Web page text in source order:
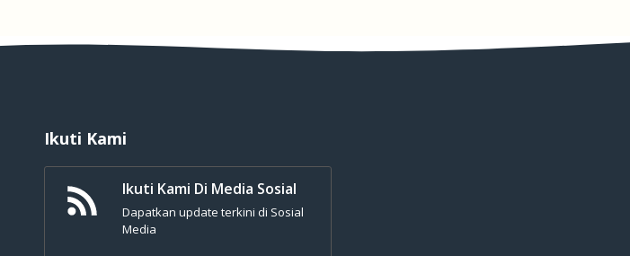
Ikuti Kami
Ikuti Kami Di Media Sosial
Dapatkan update terkini di Sosial
Media